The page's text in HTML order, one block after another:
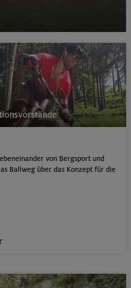
von Bergsport und
Ballweg über das Konzept für die